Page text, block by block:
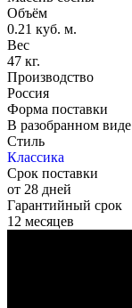
Объём
0.21 куб. м.
Вес
47 кг.
Производство
Россия
Форма поставки
В разобранном виде
Стиль
Классика
Срок поставки
от 28 дней
Гарантийный срок
12 месяцев